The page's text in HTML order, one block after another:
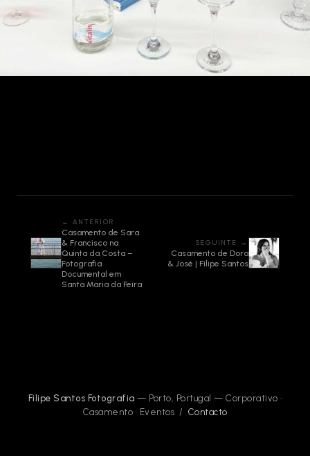
← ANTERIOR
Casamento de Sara
& Francisco na
Quinta da Costa –
Fotografia
Documental em
Santa Maria da Feira
SEGUINTE →
Casamento de Dora
& José | Filipe Santos
Filipe Santos Fotografia — Porto, Portugal — Corporativo ·
Casamento · Eventos / Contacto